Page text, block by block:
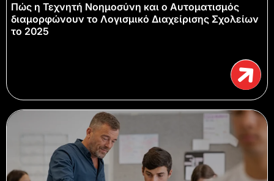
Πώς η Τεχνητή Νοημοσύνη και ο Αυτοματισμός
διαμορφώνουν το Λογισμικό Διαχείρισης Σχολείων
το 2025